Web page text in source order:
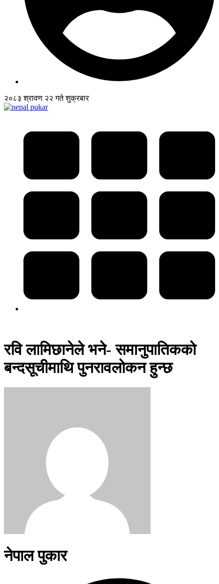
२०८३ श्रावण २२ गते शुक्रबार
रवि लामिछानेले भने- समानुपातिकको
बन्दसूचीमाथि पुनरावलोकन हुन्छ
नेपाल पुकार